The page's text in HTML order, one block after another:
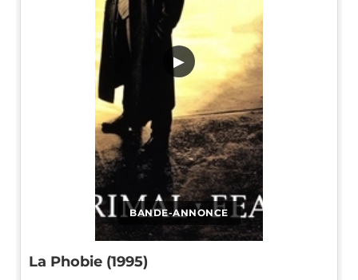
BANDE-ANNONCE
▶
La Phobie (1995)